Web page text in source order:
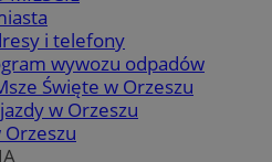
i telefony
wywozu odpadów
Święte w Orzeszu
w Orzeszu
Orzeszu